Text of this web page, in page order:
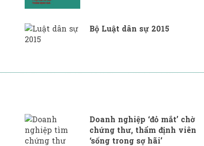
Bộ Luật dân sự 2015
Doanh nghiệp ‘đỏ mắt’ chờ
chứng thư, thẩm định viên
‘sống trong sợ hãi’